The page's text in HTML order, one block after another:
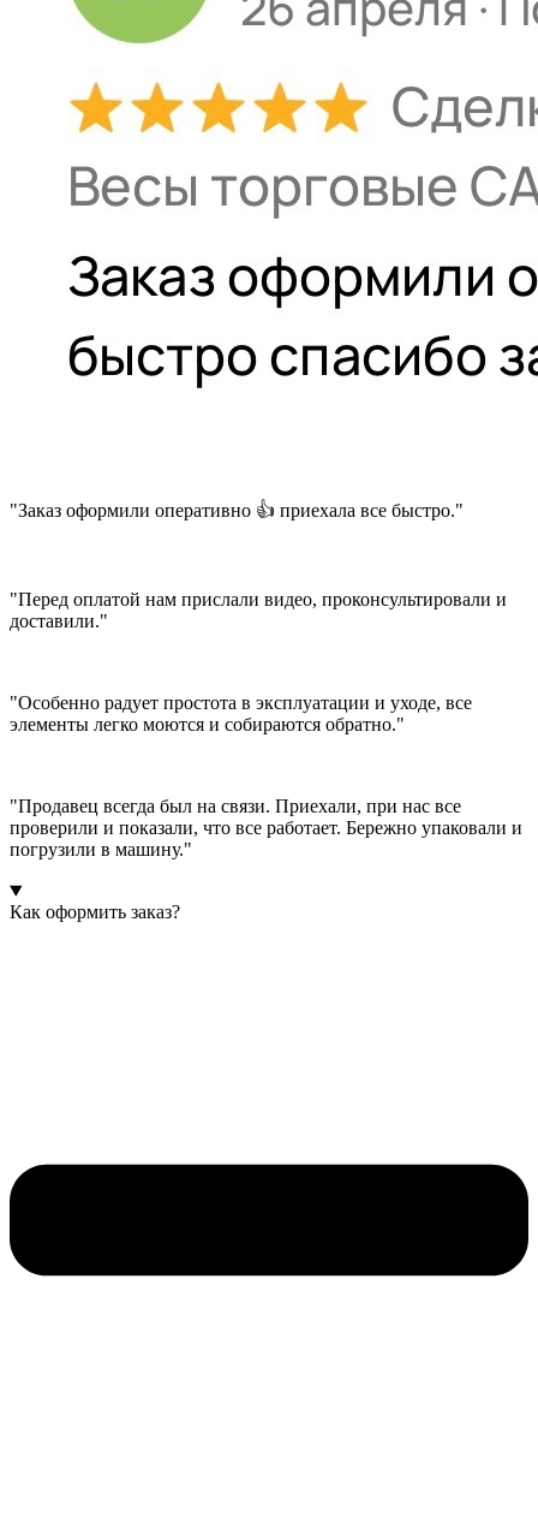
"Заказ оформили оперативно 👍 приехала все быстро."
"Перед оплатой нам прислали видео, проконсультировали и
доставили."
"Особенно радует простота в эксплуатации и уходе, все
элементы легко моются и собираются обратно."
"Продавец всегда был на связи. Приехали, при нас все
проверили и показали, что все работает. Бережно упаковали и
погрузили в машину."
Как оформить заказ?